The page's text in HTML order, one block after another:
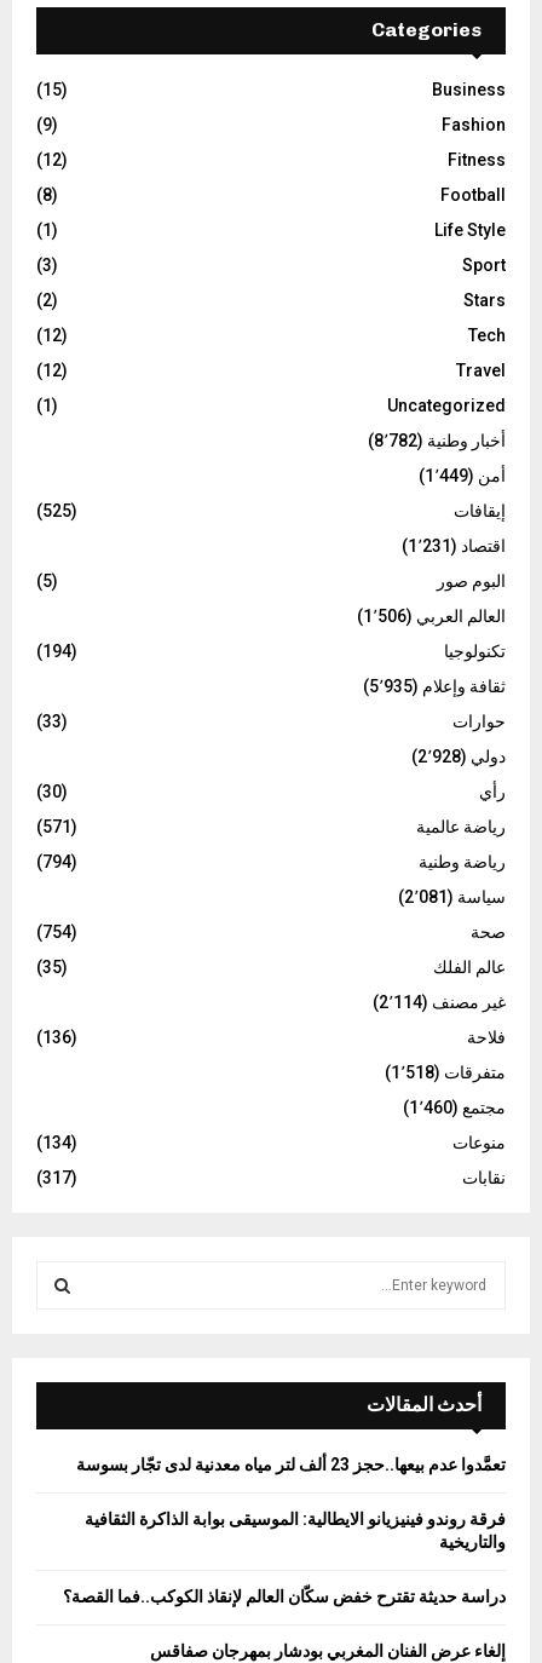
Categories
Business
(15)
Fashion
(9)
Fitness
(12)
Football
(8)
Life Style
(1)
Sport
(3)
Stars
(2)
Tech
(12)
Travel
(12)
Uncategorized
(1)
أخبار وطنية (8٬782)
أمن (1٬449)
إيقافات
(525)
اقتصاد (1٬231)
البوم صور
(5)
العالم العربي (1٬506)
تكنولوجيا
(194)
ثقافة وإعلام (5٬935)
حوارات
(33)
دولي (2٬928)
رأي
(30)
رياضة عالمية
(571)
رياضة وطنية
(794)
سياسة (2٬081)
صحة
(754)
عالم الفلك
(35)
غير مصنف (2٬114)
فلاحة
(136)
متفرقات (1٬518)
مجتمع (1٬460)
منوعات
(134)
نقابات
(317)
f
r
E
A
أحدث المقالات
تعمَّدوا عدم بيعها..حجز 23 ألف لتر مياه معدنية لدى تجّار بسوسة
فرقة روندو فينيزيانو الايطالية: الموسيقى بوابة الذاكرة الثقافية
والتاريخية
دراسة حديثة تقترح خفض سكّان العالم لإنقاذ الكوكب..فما القصة؟
إلغاء عرض الفنان المغربي بودشار بمهرجان صفاقس